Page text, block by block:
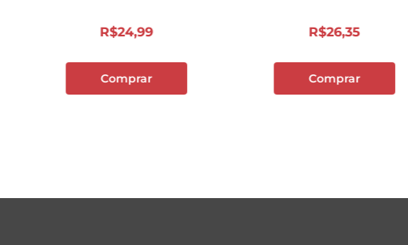
R$24,99
Comprar
R$26,35
Comprar